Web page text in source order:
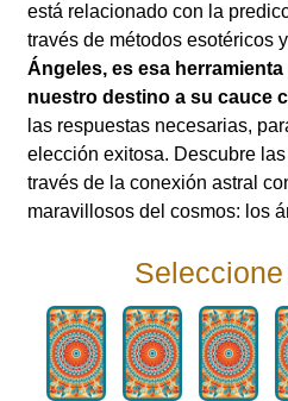
está relacionado con la
través de métodos esotéricos
Ángeles, es esa
nuestro destino a su cauce
las respuestas necesarias,
elección exitosa. Descubre
través de la conexión astral
maravillosos del cosmos: los